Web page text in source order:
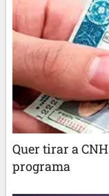
Quer tirar a
programa